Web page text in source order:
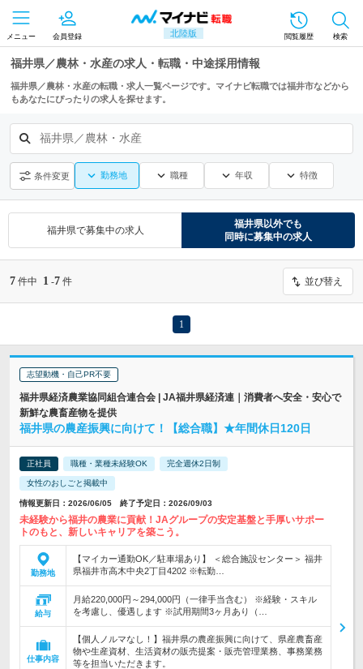
北陸版
メニュー 会員登録 閲覧履歴 検索
福井県／農林・水産の求人・転職・中途採用情報
福井県／農林・水産の転職・求人一覧ページです。マイナビ転職では福井市などから
もあなたにぴったりの求人を探せます。
福井県／農林・水産
条件変更 勤務地 職種 年収 特徴
福井県で募集中の求人
福井県以外でも
同時に募集中の求人
7 件中 1 -7 件 並び替え
1
志望動機・自己PR不要
福井県経済農業協同組合連合会 | JA福井県経済連｜消費者へ安全・安心で
新鮮な農畜産物を提供
福井県の農産振興に向けて！【総合職】★年間休日120日
正社員 職種・業種未経験OK 完全週休2日制
女性のおしごと掲載中
情報更新日：2026/06/05 終了予定日：2026/09/03
未経験から福井の農業に貢献！JAグループの安定基盤と手厚いサポー
トのもと、新しいキャリアを築こう。
勤務地
【マイカー通勤OK／駐車場あり】 ＜総合施設センター＞ 福井
県福井市高木中央2丁目4202 ※転勤…
給与
月給220,000円～294,000円（一律手当含む） ※経験・スキル
を考慮し、優遇します ※試用期間3ヶ月あり（…
仕事内容
【個人ノルマなし！】福井県の農産振興に向けて、県産農畜産
物や生産資材、生活資材の販売提案・販売管理業務、事務業務
等を担当いただきます。